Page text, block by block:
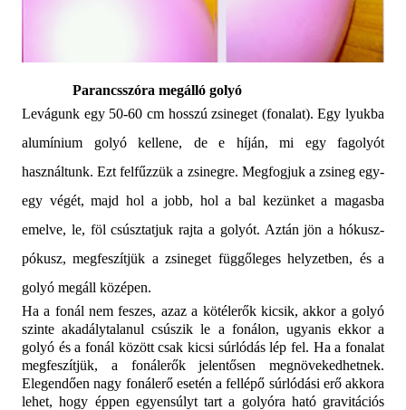
Parancsszóra megálló golyó
Levágunk egy 50-60 cm hosszú zsineget (fonalat). Egy lyukba
alumínium golyó kellene, de e híján, mi egy fagolyót
használtunk. Ezt felfűzzük a zsinegre. Megfogjuk a zsineg egy-
egy végét, majd hol a jobb, hol a bal kezünket a magasba
emelve, le, föl csúsztatjuk rajta a golyót. Aztán jön a hókusz-
pókusz, megfeszítjük a zsineget függőleges helyzetben, és a
golyó megáll középen.
Ha a fonál nem feszes, azaz a kötélerők kicsik, akkor a golyó
szinte akadálytalanul csúszik le a fonálon, ugyanis ekkor a
golyó és a fonál között csak kicsi súrlódás lép fel. Ha a fonalat
megfeszítjük, a fonálerők jelentősen megnövekedhetnek.
Elegendően nagy fonálerő esetén a fellépő súrlódási erő akkora
lehet, hogy éppen egyensúlyt tart a golyóra ható gravitációs